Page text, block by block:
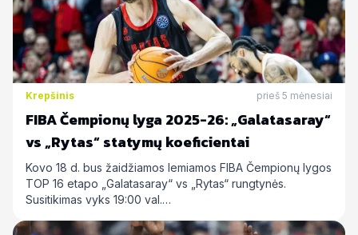
Krepšinis prieš 5 mėnesiai
FIBA Čempionų lyga 2025-26: „Galatasaray“
vs „Rytas“ statymų koeficientai
Kovo 18 d. bus žaidžiamos lemiamos FIBA Čempionų lygos
TOP 16 etapo „Galatasaray“ vs „Rytas“ rungtynės.
Susitikimas vyks 19:00 val.…